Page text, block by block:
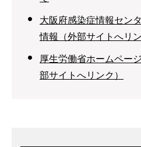
大阪府感染症情報セン
情報（外部サイトへリン
厚生労働省ホームペー
部サイトへリンク）